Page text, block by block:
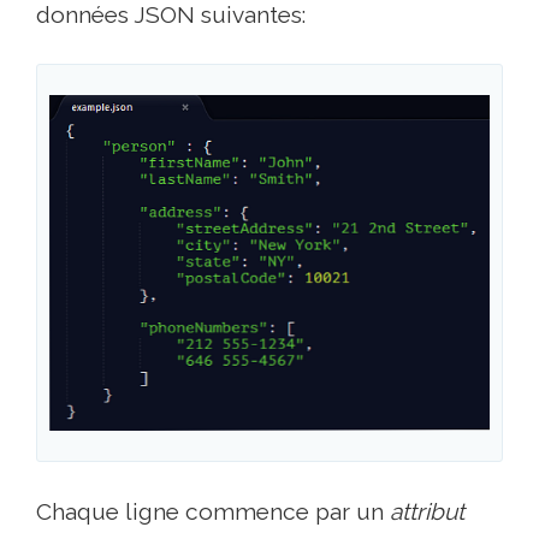
données JSON suivantes:
Chaque ligne commence par un attribut